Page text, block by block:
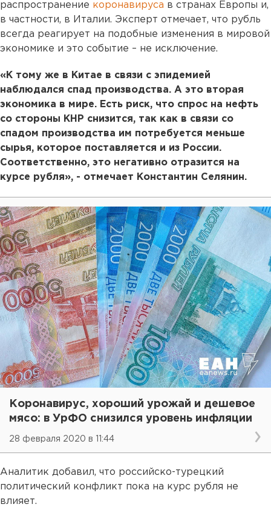
распространение коронавируса в странах Европы и,
в частности, в Италии. Эксперт отмечает, что рубль
всегда реагирует на подобные изменения в мировой
экономике и это событие – не исключение.
«К тому же в Китае в связи с эпидемией
наблюдался спад производства. А это вторая
экономика в мире. Есть риск, что спрос на нефть
со стороны КНР снизится, так как в связи со
спадом производства им потребуется меньше
сырья, которое поставляется и из России.
Соответственно, это негативно отразится на
курсе рубля», - отмечает Константин Селянин.
Коронавирус, хороший урожай и дешевое
мясо: в УрФО снизился уровень инфляции
28 февраля 2020 в 11:44
Аналитик добавил, что российско-турецкий
политический конфликт пока на курс рубля не
влияет.